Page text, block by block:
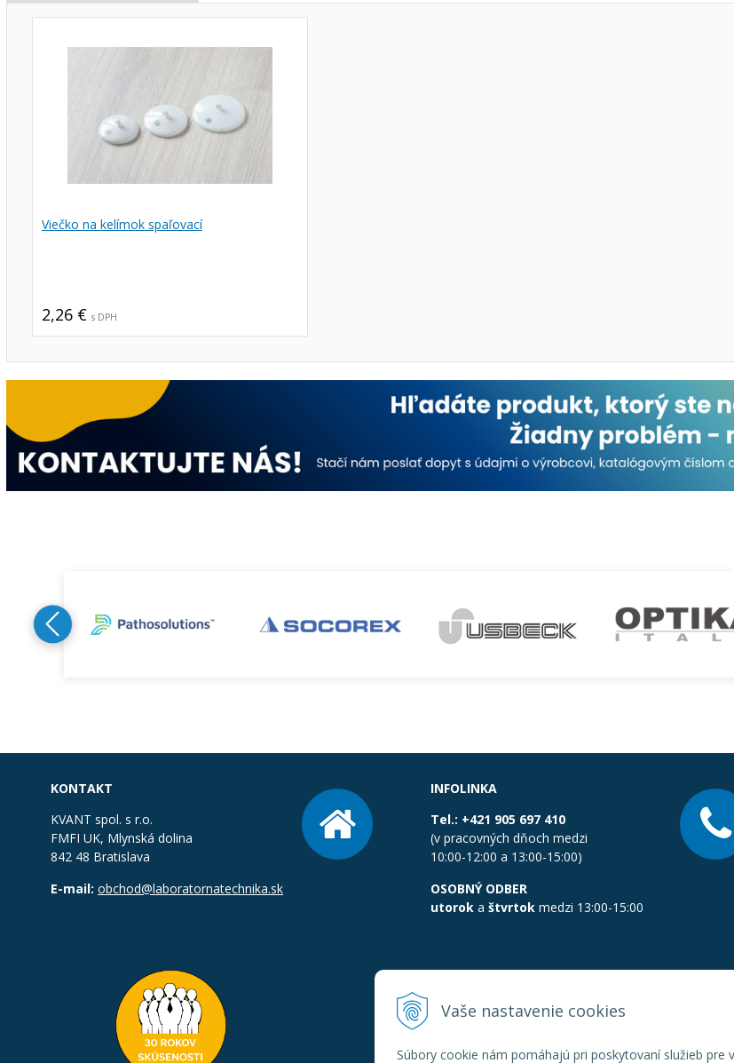
Vaše nastavenie cookies
Súbory cookie nám pomáhajú pri poskytovaní služieb pre
Viečko na kelímok spaľovací
2,26 € s DPH
KONTAKT
KVANT spol. s r.o.
FMFI UK, Mlynská dolina
842 48 Bratislava
E-mail: obchod@laboratornatechnika.sk
INFOLINKA
Tel.: +421 905 697 410
(v pracovných dňoch medzi
10:00-12:00 a 13:00-15:00)
OSOBNÝ ODBER
utorok a štvrtok medzi 13:00-15:00